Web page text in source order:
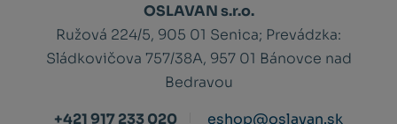
OSLAVAN s.r.o.
Ružová 224/5, 905 01 Senica; Prevádzka:
Sládkovičova 757/38A, 957 01 Bánovce nad
Bedravou
+421 917 233 020
eshop@oslavan.sk